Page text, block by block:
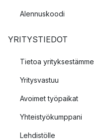
Alennuskoodi
YRITYSTIEDOT
Tietoa yrityksestämme
Yritysvastuu
Avoimet työpaikat
Yhteistyökumppani
Lehdistölle